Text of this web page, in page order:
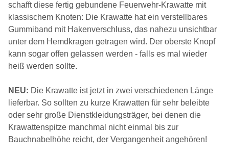
schafft diese fertig gebundene Feuerwehr-Krawatte mit
klassischem Knoten: Die Krawatte hat ein verstellbares
Gummiband mit Hakenverschluss, das nahezu unsichtbar
unter dem Hemdkragen getragen wird. Der oberste Knopf
kann sogar offen gelassen werden - falls es mal wieder
heiß werden sollte.
NEU: Die Krawatte ist jetzt in zwei verschiedenen Länge
lieferbar. So sollten zu kurze Krawatten für sehr beleibte
oder sehr große Dienstkleidungsträger, bei denen die
Krawattenspitze manchmal nicht einmal bis zur
Bauchnabelhöhe reicht, der Vergangenheit angehören!